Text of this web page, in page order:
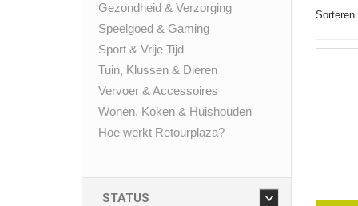
Gezondheid & Verzorging
Speelgoed & Gaming
Sport & Vrije Tijd
Tuin, Klussen & Dieren
Vervoer & Accessoires
Wonen, Koken & Huishouden
Hoe werkt Retourplaza?
STATUS
Sorteren